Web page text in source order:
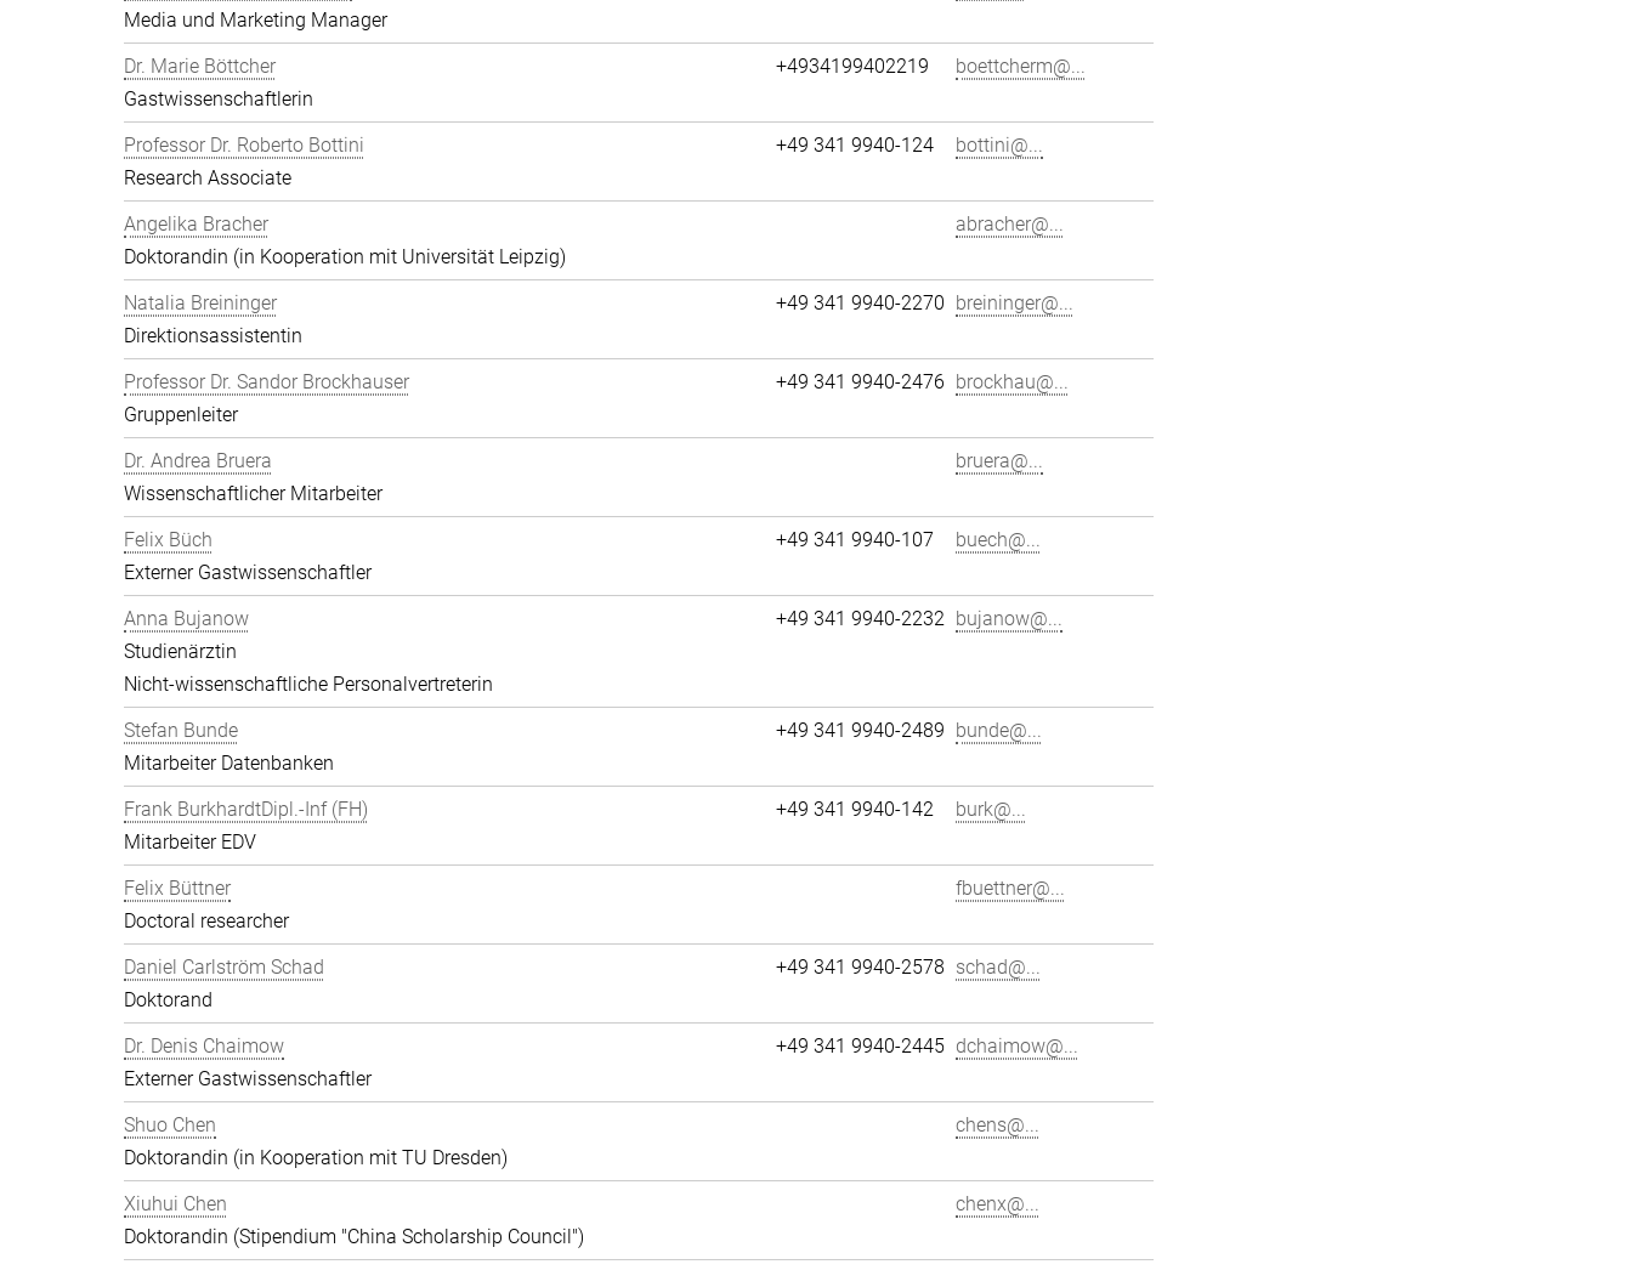
Media und Marketing Manager
Dr. Marie Böttcher
Gastwissenschaftlerin
+4934199402219 boettcherm@...
Professor Dr. Roberto Bottini
Research Associate
+49 341 9940-124 bottini@...
Angelika Bracher
Doktorandin (in Kooperation mit Universität Leipzig)
abracher@...
Natalia Breininger
Direktionsassistentin
+49 341 9940-2270 breininger@...
Professor Dr. Sandor Brockhauser
Gruppenleiter
+49 341 9940-2476 brockhau@...
Dr. Andrea Bruera
Wissenschaftlicher Mitarbeiter
bruera@...
Felix Büch
Externer Gastwissenschaftler
+49 341 9940-107 buech@...
Anna Bujanow
Studienärztin
Nicht-wissenschaftliche Personalvertreterin
+49 341 9940-2232 bujanow@...
Stefan Bunde
Mitarbeiter Datenbanken
+49 341 9940-2489 bunde@...
Frank BurkhardtDipl.-Inf (FH)
Mitarbeiter EDV
+49 341 9940-142 burk@...
Felix Büttner
Doctoral researcher
fbuettner@...
Daniel Carlström Schad
Doktorand
+49 341 9940-2578 schad@...
Dr. Denis Chaimow
Externer Gastwissenschaftler
+49 341 9940-2445 dchaimow@...
Shuo Chen
Doktorandin (in Kooperation mit TU Dresden)
chens@...
Xiuhui Chen
Doktorandin (Stipendium "China Scholarship Council")
chenx@...